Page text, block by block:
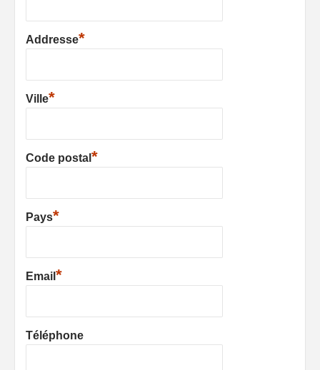
Addresse*
Ville*
Code postal *
Pays*
Email *
Téléphone